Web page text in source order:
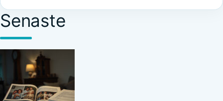
Senaste